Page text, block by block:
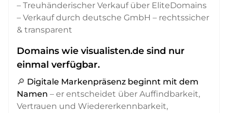
– Treuhänderischer Verkauf über EliteDomains
– Verkauf durch deutsche GmbH – rechtssicher
& transparent
Domains wie visualisten.de sind nur
einmal verfügbar.
🔎 Digitale Markenpräsenz beginnt mit dem
Namen – er entscheidet über Auffindbarkeit,
Vertrauen und Wiedererkennbarkeit,